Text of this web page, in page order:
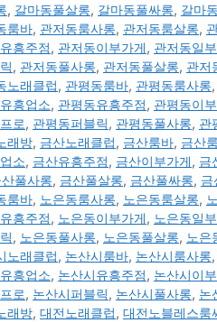
, 갈마동풀살롱, 갈마동풀싸롱, 갈마
룸바, 관저동룸사롱, 관저동룸살롱,
흥주점, 관저동이부가게, 관저동일
, 관저동풀사롱, 관저동풀살롱, 관저
노래클럽, 관평동룸바, 관평동룸사롱,
흥업소, 관평동유흥주점, 관평동이
로, 관평동퍼블릭, 관평동풀사롱, 관
래방, 금산노래클럽, 금산룸바, 금산
소, 금산유흥주점, 금산이부가게, 금
풀사롱, 금산풀살롱, 금산풀싸롱, 금
룸바, 노은동룸사롱, 노은동룸살롱,
흥주점, 노은동이부가게, 노은동일
, 노은동풀사롱, 노은동풀살롱, 노은
노래클럽, 논산시룸바, 논산시룸사롱,
흥업소, 논산시유흥주점, 논산시이
로, 논산시퍼블릭, 논산시풀사롱, 논
래방, 대전노래클럽, 대전노블레스룸